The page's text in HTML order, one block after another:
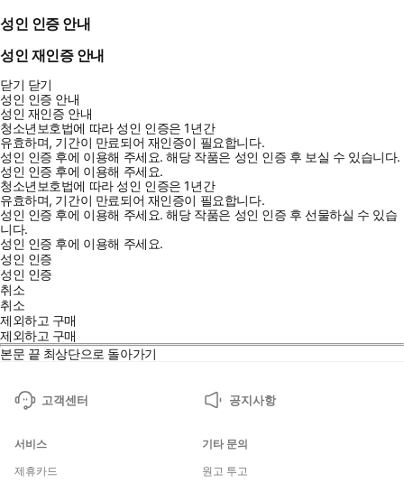
성인 인증 안내
성인 재인증 안내
닫기 닫기
성인 인증 안내
성인 재인증 안내
청소년보호법에 따라 성인 인증은 1년간
유효하며, 기간이 만료되어 재인증이 필요합니다.
성인 인증 후에 이용해 주세요.해당 작품은 성인 인증 후 보실 수 있습니다.
성인 인증 후에 이용해 주세요.
청소년보호법에 따라 성인 인증은 1년간
유효하며, 기간이 만료되어 재인증이 필요합니다.
성인 인증 후에 이용해 주세요.해당 작품은 성인 인증 후 선물하실 수 있습
니다.
성인 인증 후에 이용해 주세요.
성인 인증
성인 인증
취소
취소
제외하고 구매
제외하고 구매
본문 끝 최상단으로 돌아가기
고객센터 공지사항
서비스
제휴카드
기타 문의
원고 투고